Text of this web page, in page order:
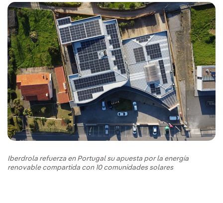
Iberdrola refuerza en Portugal su apuesta por la energía
renovable compartida con 10 comunidades solares